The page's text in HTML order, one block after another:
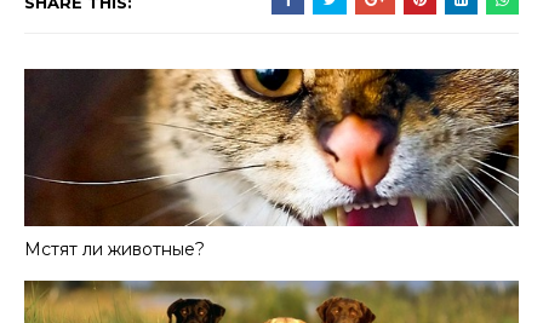
Мстят ли животные?